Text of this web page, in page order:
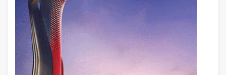
16 saat önce
Uçak Bakımında Yetki Kimde Olmalı?
Havacılıkta İyi Hakem Oyunu Kendi
Oynamaz
16 saat önce
Savunma Sanayiinde Yeni Silah: Seri